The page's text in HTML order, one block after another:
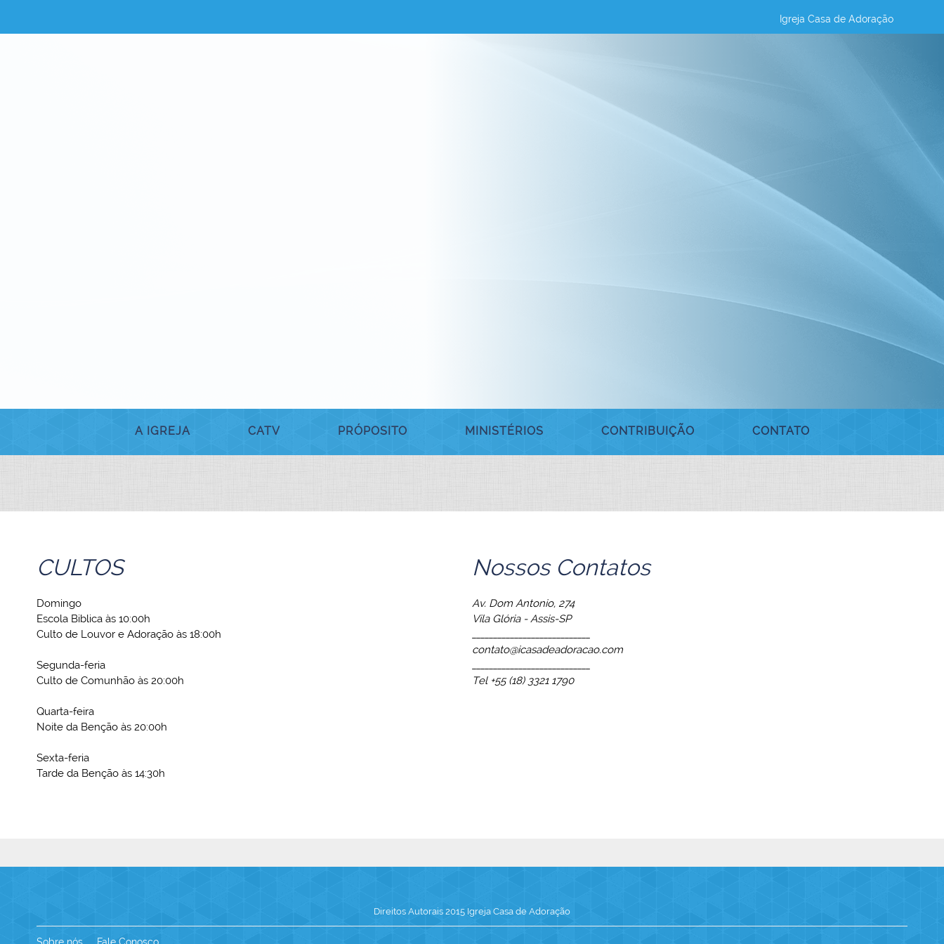
Igreja Casa de Adoração
A IGREJA CATV PRÓPOSITO MINISTÉRIOS CONTRIBUIÇÃO CONTATO
CULTOS
Domingo
Escola Biblica às 10:00h
Culto de Louvor e Adoração às 18:00h
Segunda-feria
Culto de Comunhão às 20:00h
Quarta-feira
Noite da Benção às 20:00h
Sexta-feria
Tarde da Benção às 14:30h
Nossos Contatos
Av. Dom Antonio, 274
Vila Glória - Assis-SP
contato@icasadeadoracao.com
Tel +55 (18) 3321 1790
Direitos Autorais 2015 Igreja Casa de Adoração
Sobre nós Fale Conosco